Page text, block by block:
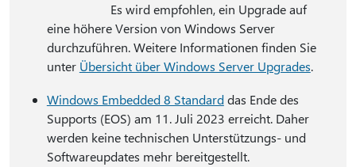
Es wird empfohlen, ein Upgrade auf
eine höhere Version von Windows Server
durchzuführen. Weitere Informationen finden Sie
unter Übersicht über Windows Server Upgrades.
Windows Embedded 8 Standarddas Ende des
Supports (EOS) am 11. Juli 2023 erreicht. Daher
werden keine technischen Unterstützungs- und
Softwareupdates mehr bereitgestellt.